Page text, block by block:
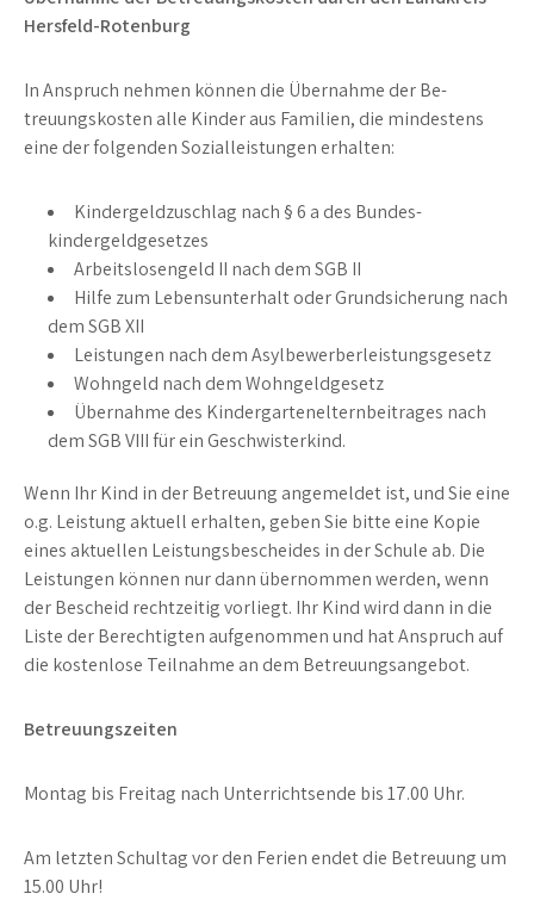
Hersfeld-Rotenburg
In Anspruch nehmen können die Übernahme der Be­
treuungs­kosten alle Kinder aus Familien, die mindestens
eine der folgenden Sozialleistungen erhalten:
Kindergeldzuschlag nach § 6 a des Bundes­
kindergeldgesetzes
Arbeitslosengeld II nach dem SGB II
Hilfe zum Lebensunterhalt oder Grund­sicherung nach
dem SGB XII
Leistungen nach dem Asylbewerber­leistungsgesetz
Wohngeld nach dem Wohngeldgesetz
Übernahme des Kindergartenelternbeitrages nach
dem SGB VIII für ein Geschwisterkind.
Wenn Ihr Kind in der Betreuung angemeldet ist, und Sie eine
o.g. Leistung aktuell erhalten, geben Sie bitte eine Kopie
eines aktuellen Leistungsbescheides in der Schule ab. Die
Leistungen können nur dann über­nommen werden, wenn
der Bescheid rechtzeitig vor­liegt. Ihr Kind wird dann in die
Liste der Berechtigten auf­ge­nommen und hat Anspruch auf
die kostenlose Teilnahme an dem Betreuungsangebot.
Betreuungszeiten
Montag bis Freitag nach Unterrichtsende bis 17.00 Uhr.
Am letzten Schultag vor den Ferien endet die Betreuung um
15.00 Uhr!